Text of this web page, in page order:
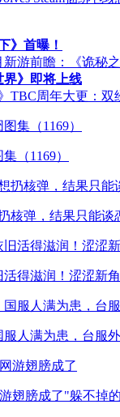
》首曝！
新游前瞻：《诡秘
界》即将上线
TBC周年大更：双
（1169）
核弹，结果只能谈
得滋润！涩涩新
服人满为患，台服
翅膀成了"躲不掉